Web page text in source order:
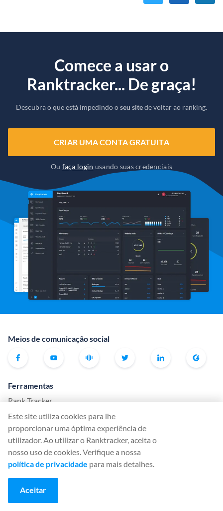
Comece a usar o
Ranktracker... De graça!
Descubra o que está impedindo oseu sitede voltar ao ranking.
CRIAR UMA CONTA GRATUITA
Ou faça login usando suas credenciais
Meios de comunicação social
Ferramentas
Rank Tracker
Keyword Finder
SERP Checker
Backlink Checker
Backlink Monitor
Lista de verificação SEO
Este site utiliza cookies para lhe
proporcionar uma óptima experiência de
utilizador. Ao utilizar o Ranktracker, aceita o
nosso uso de cookies. Verifique a nossa
política de privacidade para mais detalhes.
Aceitar